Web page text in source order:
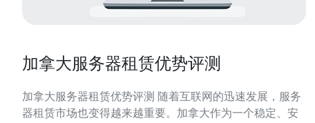
加拿大服务器租赁优势评测
加拿大服务器租赁优势评测 随着互联网的迅速发展，服务
器租赁市场也变得越来越重要。加拿大作为一个稳定、安